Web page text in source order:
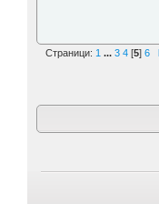
Страници: 1 ... 3 4 [5] 6